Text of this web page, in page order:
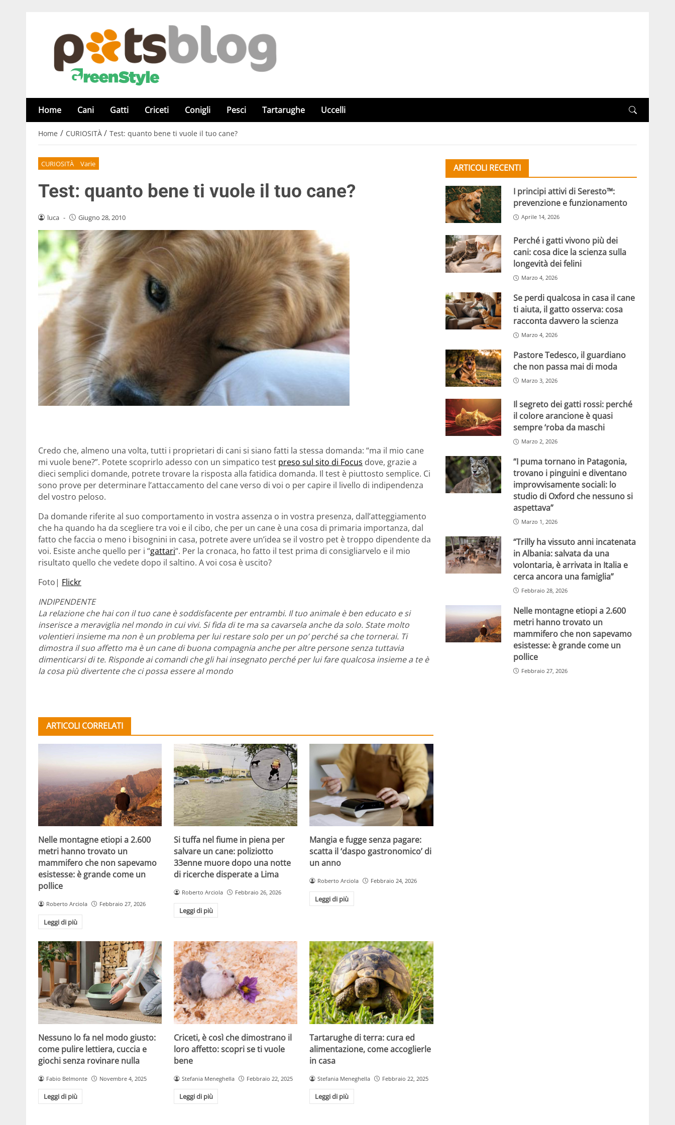
Home Cani Gatti Criceti Conigli Pesci Tartarughe Uccelli
Home / CURIOSITÀ / Test: quanto bene ti vuole il tuo cane?
CURIOSITÀ Varie
Test: quanto bene ti vuole il tuo cane?
luca - Giugno 28, 2010
Credo che, almeno una volta, tutti i proprietari di cani si siano fatti la stessa domanda: “ma il mio cane
mi vuole bene?”. Potete scoprirlo adesso con un simpatico test preso sul sito di Focus dove, grazie a
dieci semplici domande, potrete trovare la risposta alla fatidica domanda. Il test è piuttosto semplice. Ci
sono prove per determinare l’attaccamento del cane verso di voi o per capire il livello di indipendenza
del vostro peloso.
Da domande riferite al suo comportamento in vostra assenza o in vostra presenza, dall’atteggiamento
che ha quando ha da scegliere tra voi e il cibo, che per un cane è una cosa di primaria importanza, dal
fatto che faccia o meno i bisognini in casa, potrete avere un’idea se il vostro pet è troppo dipendente da
voi. Esiste anche quello per i “gattari“. Per la cronaca, ho fatto il test prima di consigliarvelo e il mio
risultato quello che vedete dopo il saltino. A voi cosa è uscito?
Foto| Flickr
INDIPENDENTE
La relazione che hai con il tuo cane è soddisfacente per entrambi. Il tuo animale è ben educato e si
inserisce a meraviglia nel mondo in cui vivi. Si fida di te ma sa cavarsela anche da solo. State molto
volentieri insieme ma non è un problema per lui restare solo per un po’ perché sa che tornerai. Ti
dimostra il suo affetto ma è un cane di buona compagnia anche per altre persone senza tuttavia
dimenticarsi di te. Risponde ai comandi che gli hai insegnato perché per lui fare qualcosa insieme a te è
la cosa più divertente che ci possa essere al mondo
ARTICOLI CORRELATI
Nelle montagne etiopi a 2.600
metri hanno trovato un
mammifero che non sapevamo
esistesse: è grande come un
pollice
Roberto Arciola Febbraio 27, 2026
Leggi di più
Si tuffa nel fiume in piena per
salvare un cane: poliziotto
33enne muore dopo una notte
di ricerche disperate a Lima
Roberto Arciola Febbraio 26, 2026
Leggi di più
Mangia e fugge senza pagare:
scatta il ‘daspo gastronomico’ di
un anno
Roberto Arciola Febbraio 24, 2026
Leggi di più
Nessuno lo fa nel modo giusto:
come pulire lettiera, cuccia e
giochi senza rovinare nulla
Fabio Belmonte Novembre 4, 2025
Leggi di più
Criceti, è così che dimostrano il
loro affetto: scopri se ti vuole
bene
Stefania Meneghella Febbraio 22, 2025
Leggi di più
Tartarughe di terra: cura ed
alimentazione, come accoglierle
in casa
Stefania Meneghella Febbraio 22, 2025
Leggi di più
ARTICOLI RECENTI
I principi attivi di Seresto™:
prevenzione e funzionamento
Aprile 14, 2026
Perché i gatti vivono più dei
cani: cosa dice la scienza sulla
longevità dei felini
Marzo 4, 2026
Se perdi qualcosa in casa il cane
ti aiuta, il gatto osserva: cosa
racconta davvero la scienza
Marzo 4, 2026
Pastore Tedesco, il guardiano
che non passa mai di moda
Marzo 3, 2026
Il segreto dei gatti rossi: perché
il colore arancione è quasi
sempre ‘roba da maschi
Marzo 2, 2026
“I puma tornano in Patagonia,
trovano i pinguini e diventano
improvvisamente sociali: lo
studio di Oxford che nessuno si
aspettava”
Marzo 1, 2026
“Trilly ha vissuto anni incatenata
in Albania: salvata da una
volontaria, è arrivata in Italia e
cerca ancora una famiglia”
Febbraio 28, 2026
Nelle montagne etiopi a 2.600
metri hanno trovato un
mammifero che non sapevamo
esistesse: è grande come un
pollice
Febbraio 27, 2026